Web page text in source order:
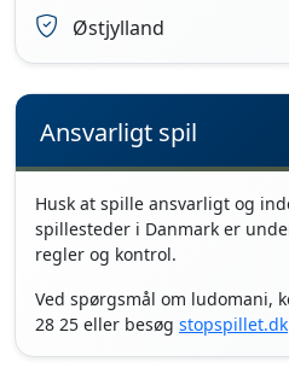
Østjylland
Ansvarligt spil
Husk at spille ansvarligt og
spillesteder i Danmark er
regler og kontrol.
Ved spørgsmål om ludomani,
28 25 eller besøg stopspillet.dk